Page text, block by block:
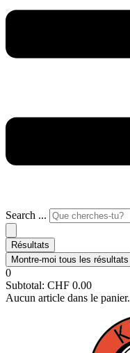
Search ...
Résultats
Montre-moi tous les résultats
0
Subtotal: CHF 0.00
Aucun article dans le panier.